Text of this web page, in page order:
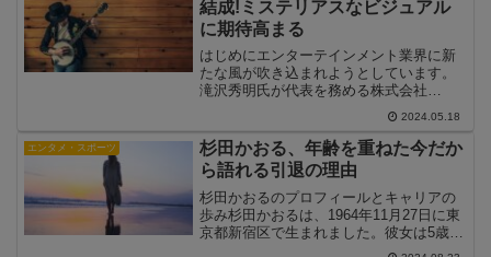
結成!ミステリアスなビジュアル
に期待高まる
はじめにエンターテインメント業界に新
たな風が吹き込まれようとしています。
滝沢秀明氏が代表を務める株式会社
「DeePals」を結成したと発表しまし
た。このニュースは、音楽シーンに新鮮
な驚きをもたらし、ファンの期待...
2024.05.18
エンタメ・スポーツ
杉田かおる、年齢を重ねた今だか
ら語れる引退の理由
杉田かおるのプロフィールとキャリアの
歩み杉田かおるは、1964年11月27日に東
京都新宿区で生まれました。彼女は5歳か
ら劇団に所属し、1972年に日本テレビ系